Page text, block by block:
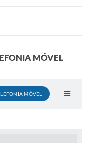
MÓVEL
MÓVEL